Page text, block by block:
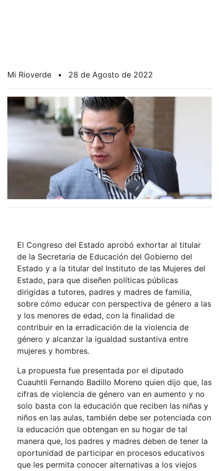
Mi Rioverde • 28 de Agosto de 2022
El Congreso del Estado aprobó exhortar al titular
de la Secretaria de Educación del Gobierno del
Estado y a la titular del Instituto de las Mujeres del
Estado, para que diseñen políticas públicas
dirigidas a tutores, padres y madres de familia,
sobre cómo educar con perspectiva de género a las
y los menores de edad, con la finalidad de
contribuir en la erradicación de la violencia de
género y alcanzar la igualdad sustantiva entre
mujeres y hombres.
La propuesta fue presentada por el diputado
Cuauhtli Fernando Badillo Moreno quien dijo que, las
cifras de violencia de género van en aumento y no
solo basta con la educación que reciben las niñas y
niños en las aulas, también debe ser potenciada con
la educación que obtengan en su hogar de tal
manera que, los padres y madres deben de tener la
oportunidad de participar en procesos educativos
que les permita conocer alternativas a los viejos